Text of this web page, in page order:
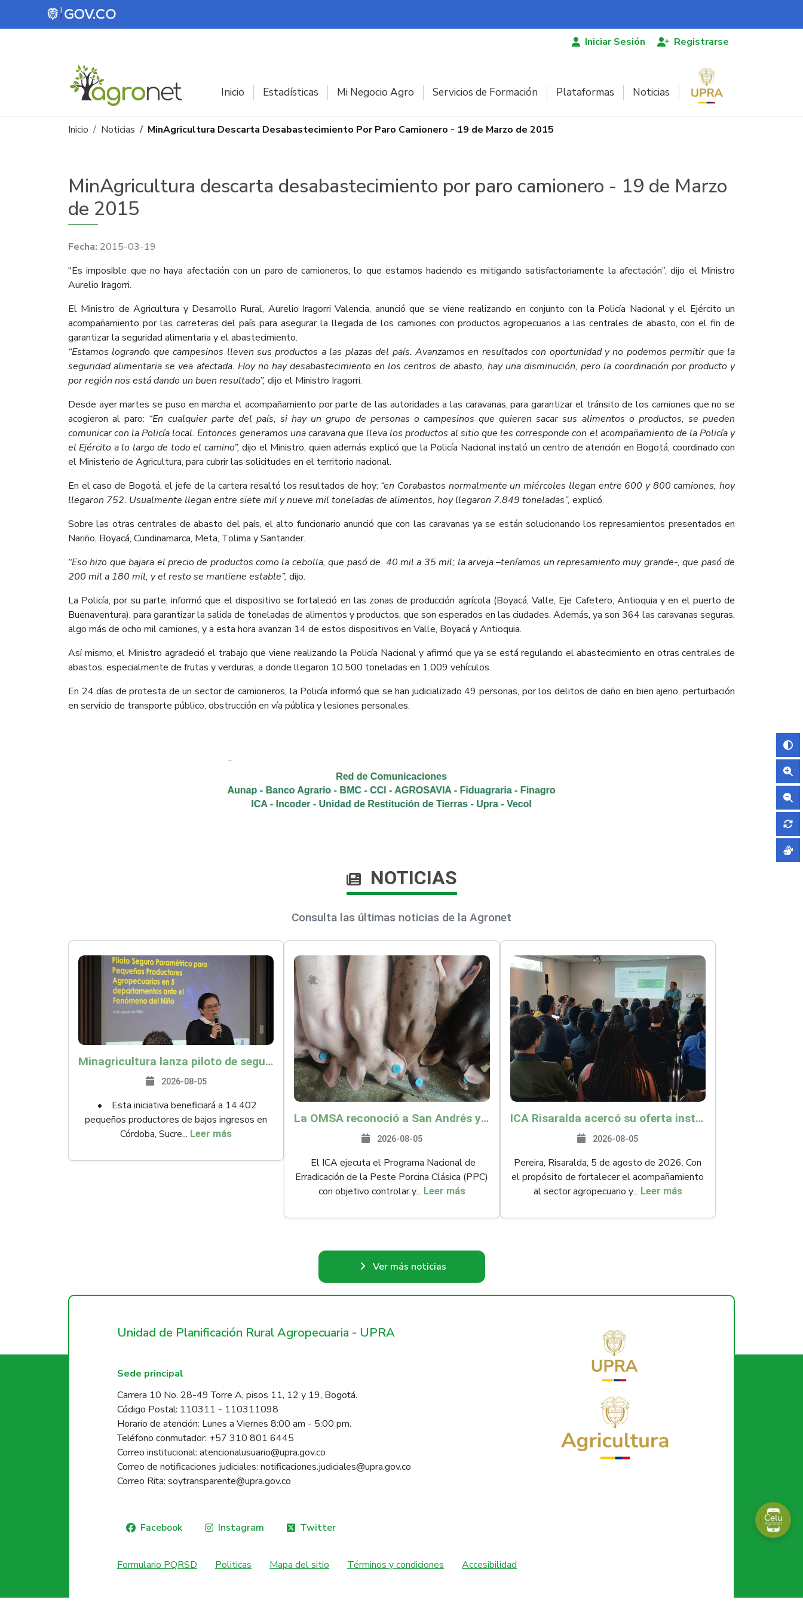
Pasar al contenido principal
Iniciar Sesión Registrarse
Inicio Estadísticas Mi Negocio Agro Servicios de Formación Plataformas Noticias
Ruta de navegación
Inicio Noticias MinAgricultura Descarta Desabastecimiento Por Paro Camionero - 19 de Marzo de 2015
MinAgricultura descarta desabastecimiento por paro camionero - 19 de Marzo
de 2015
2015-03-19
​"Es imposible que no haya afectación con un paro de camioneros, lo que estamos haciendo es mitigando satisfactoriamente la afectación”, dijo el Ministro
Aurelio Iragorri.
El Ministro de Agricultura y Desarrollo Rural, Aurelio Iragorri Valencia, anunció que se viene realizando en conjunto con la Policía Nacional y el Ejército un
acompañamiento por las carreteras del país para asegurar la llegada de los camiones con productos agropecuarios a las centrales de abasto, con el fin de
garantizar la seguridad alimentaria y el abastecimiento.
“Estamos logrando que campesinos lleven sus productos a las plazas del país. Avanzamos en resultados con oportunidad y no podemos permitir que la
seguridad alimentaria se vea afectada. Hoy no hay desabastecimiento en los centros de abasto, hay una disminución, pero la coordinación por producto y
por región nos está dando un buen resultado”, dijo el Ministro Iragorri.
Desde ayer martes se puso en marcha el acompañamiento por parte de las autoridades a las caravanas, para garantizar el tránsito de los camiones que no se
acogieron al paro: “En cualquier parte del país, si hay un grupo de personas o campesinos que quieren sacar sus alimentos o productos, se pueden
comunicar con la Policía local. Entonces generamos una caravana que lleva los productos al sitio que les corresponde con el acompañamiento de la Policía y
el Ejército a lo largo de todo el camino”, dijo el Ministro, quien además explicó que la Policía Nacional instaló un centro de atención en Bogotá, coordinado con
el Ministerio de Agricultura, para cubrir las solicitudes en el territorio nacional.
En el caso de Bogotá, el jefe de la cartera resaltó los resultados de hoy: “en Corabastos normalmente un miércoles llegan entre 600 y 800 camiones, hoy
llegaron 752. Usualmente llegan entre siete mil y nueve mil toneladas de alimentos, hoy llegaron 7.849 toneladas”, explicó.
Sobre las otras centrales de abasto del país, el alto funcionario anunció que con las caravanas ya se están solucionando los represamientos presentados en
Nariño, Boyacá, Cundinamarca, Meta, Tolima y Santander.
“Eso hizo que bajara el precio de productos como la cebolla, que pasó de 40 mil a 35 mil; la arveja –teníamos un represamiento muy grande-, que pasó de
200 mil a 180 mil, y el resto se mantiene estable”, dijo.
La Policía, por su parte, informó que el dispositivo se fortaleció en las zonas de producción agrícola (Boyacá, Valle, Eje Cafetero, Antioquia y en el puerto de
Buenaventura), para garantizar la salida de toneladas de alimentos y productos, que son esperados en las ciudades. Además, ya son 364 las caravanas seguras,
algo más de ocho mil camiones, y a esta hora avanzan 14 de estos dispositivos en Valle, Boyacá y Antioquia.
Así mismo, el Ministro agradeció el trabajo que viene realizando la Policía Nacional y afirmó que ya se está regulando el abastecimiento en otras centrales de
abastos, especialmente de frutas y verduras, a donde llegaron 10.500 toneladas en 1.009 vehículos.
En 24 días de protesta de un sector de camioneros, la Policía informó que se han judicializado 49 personas, por los delitos de daño en bien ajeno, perturbación
en servicio de transporte público, obstrucción en vía pública y lesiones personales.
NOTICIAS
Consulta las últimas noticias de la Agronet
Minagricultura lanza piloto de seguro agropecuario por $9.625 millones para proteger a más de 14.000 pequeños productores contra riesgos del Fenómeno de El Niño
2026-08-05
• Esta iniciativa beneficiará a 14.402
pequeños productores de bajos ingresos en
Córdoba, Sucre... Leer más
La OMSA reconoció a San Andrés y Providencia como zona libre de Peste Porcina Clásica (PPC)
2026-08-05
El ICA ejecuta el Programa Nacional de
Erradicación de la Peste Porcina Clásica (PPC)
con objetivo controlar y... Leer más
ICA Risaralda acercó su oferta institucional a productores y emprendedores en Expocamello
2026-08-05
Pereira, Risaralda, 5 de agosto de 2026. Con
el propósito de fortalecer el acompañamiento
al sector agropecuario y... Leer más
Ver más noticias
Unidad de Planificación Rural Agropecuaria - UPRA
Sede principal
Carrera 10 No. 28-49 Torre A, pisos 11, 12 y 19, Bogotá.
Código Postal: 110311 - 110311098
Horario de atención: Lunes a Viernes 8:00 am - 5:00 pm.
Teléfono conmutador: +57 310 801 6445
Correo institucional: atencionalusuario@upra.gov.co
Correo de notificaciones judiciales: notificaciones.judiciales@upra.gov.co
Correo Rita: soytransparente@upra.gov.co
Facebook Instagram Twitter
Formulario PQRSD Politicas Mapa del sitio Términos y condiciones Accesibilidad